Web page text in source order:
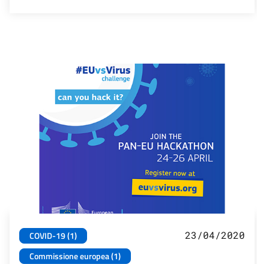
COVID-19 (1)
Commissione europea (1)
23/04/2020